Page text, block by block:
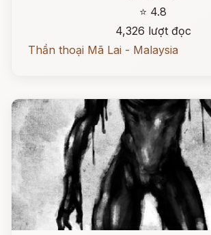
⭐ 4.8
4,326 lượt đọc
Thần thoại Mã Lai - Malaysia